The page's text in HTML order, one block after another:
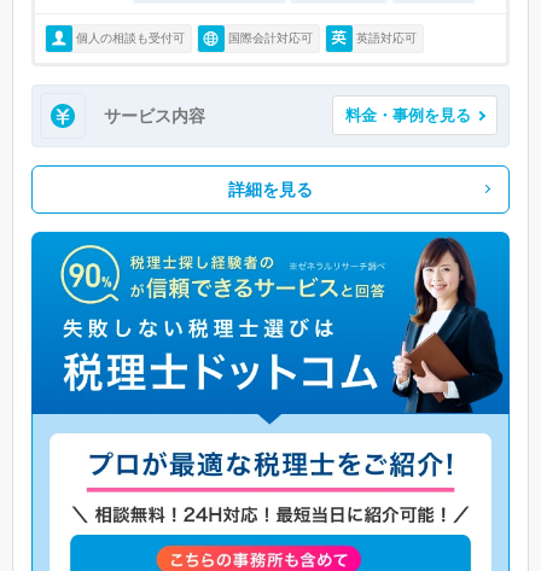
個人の相談も受付可 国際会計対応可 英語対応可
サービス内容 料金・事例を見る
詳細を見る